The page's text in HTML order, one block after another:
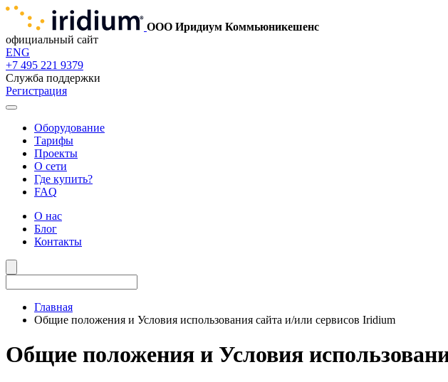
ООО Иридиум Коммьюникешенс
официальный сайт
ENG
+7 495 221 9379
Служба поддержки
Регистрация
Оборудование
Тарифы
Проекты
О сети
Где купить?
FAQ
О нас
Блог
Контакты
Главная
Общие положения и Условия использования сайта и/или сервисов Iridium
Общие положения и Условия